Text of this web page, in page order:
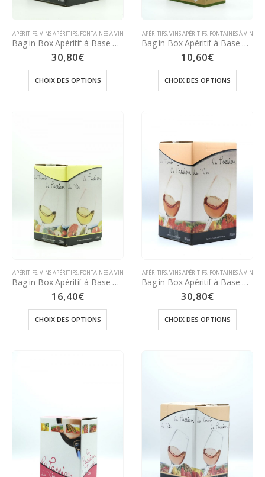
APÉRITIFS,VINS APÉRITIFS, FONTAINES À VIN
Bag in Box Apéritif à Base de Vin Blanc 12° – 10 Litres (Parfums à choisir dans les options)
30,80€
CHOIX DES OPTIONS
APÉRITIFS,VINS APÉRITIFS, FONTAINES À VIN
Bag in Box Apéritif à Base de Vin Blanc 12° – 3 Litres (Parfums à choisir dans les options)
10,60€
CHOIX DES OPTIONS
APÉRITIFS,VINS APÉRITIFS, FONTAINES À VIN
Bag in Box Apéritif à Base de Vin Blanc 12° – 5 Litres (Parfums à choisir dans les options)
16,40€
CHOIX DES OPTIONS
APÉRITIFS,VINS APÉRITIFS, FONTAINES À VIN
Bag in Box Apéritif à Base de Vin Rosé 12° – 10 litres (Parfums à choisir dans les options)
30,80€
CHOIX DES OPTIONS